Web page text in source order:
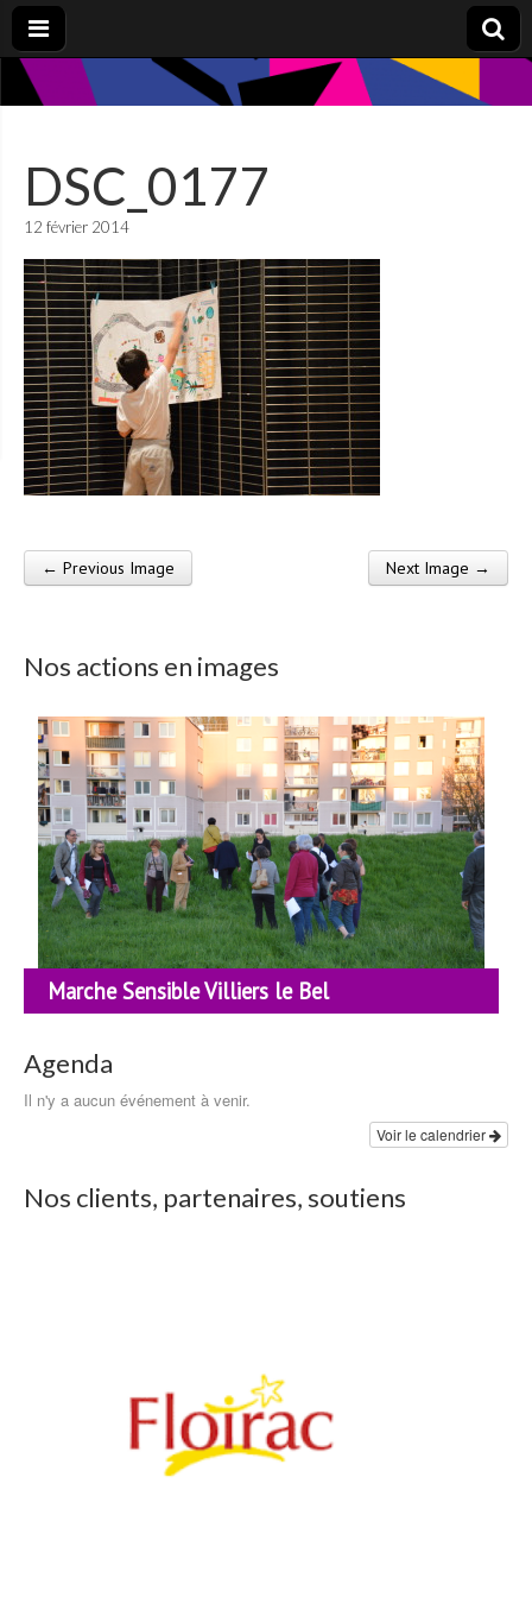
DSC_0177
12 février 2014
Post navigation
← Previous Image Next Image →
Nos actions en images
Marche Sensible Villiers le Bel
Agenda
Il n'y a aucun événement à venir.
Voir le calendrier
Nos clients, partenaires, soutiens